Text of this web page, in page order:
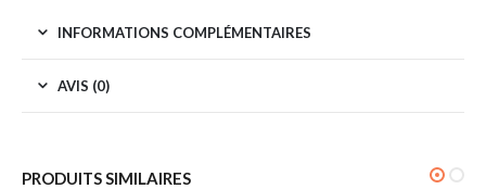
INFORMATIONS COMPLÉMENTAIRES
AVIS (0)
PRODUITS SIMILAIRES